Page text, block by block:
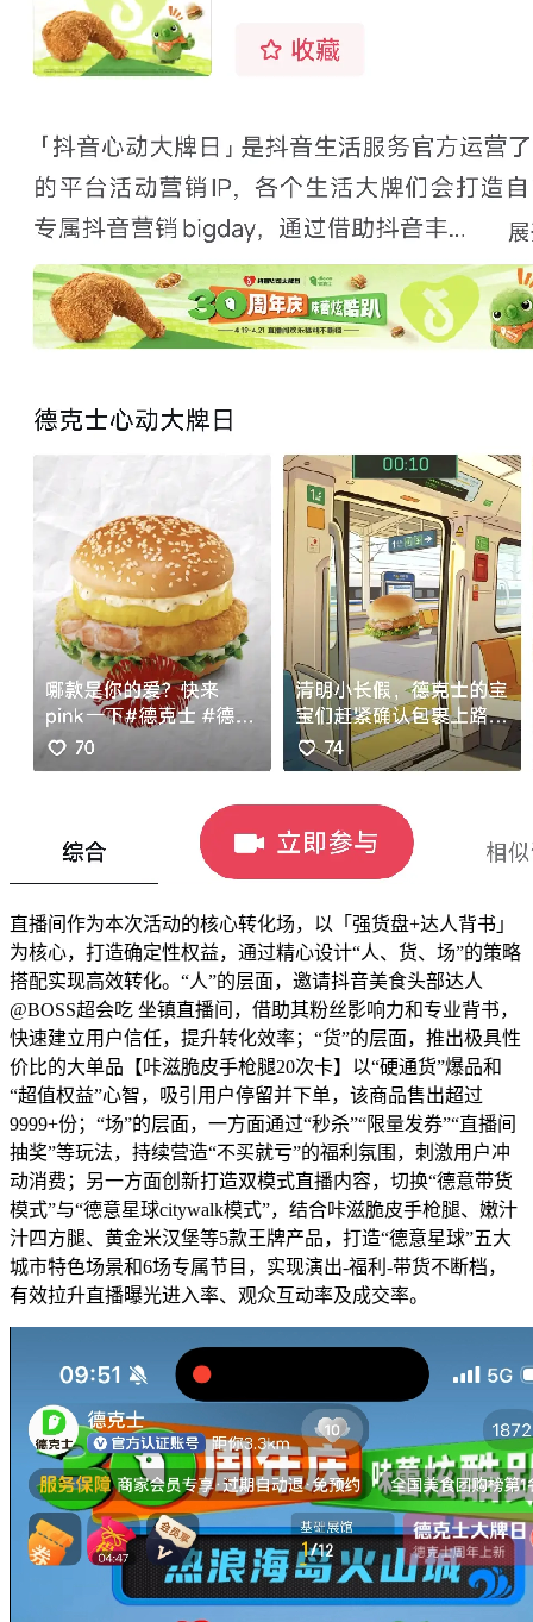
直播间作为本次活动的核心转化场，以「强货盘+达人背书」
为核心，打造确定性权益，通过精心设计“人、货、场”的策略
搭配实现高效转化。“人”的层面，邀请抖音美食头部达人
@BOSS超会吃 坐镇直播间，借助其粉丝影响力和专业背书，
快速建立用户信任，提升转化效率；“货”的层面，推出极具性
价比的大单品【咔滋脆皮手枪腿20次卡】以“硬通货”爆品和
“超值权益”心智，吸引用户停留并下单，该商品售出超过
9999+份；“场”的层面，一方面通过“秒杀”“限量发券”“直播间
抽奖”等玩法，持续营造“不买就亏”的福利氛围，刺激用户冲
动消费；另一方面创新打造双模式直播内容，切换“德意带货
模式”与“德意星球citywalk模式”，结合咔滋脆皮手枪腿、嫩汁
汁四方腿、黄金米汉堡等5款王牌产品，打造“德意星球”五大
城市特色场景和6场专属节目，实现演出-福利-带货不断档，
有效拉升直播曝光进入率、观众互动率及成交率。